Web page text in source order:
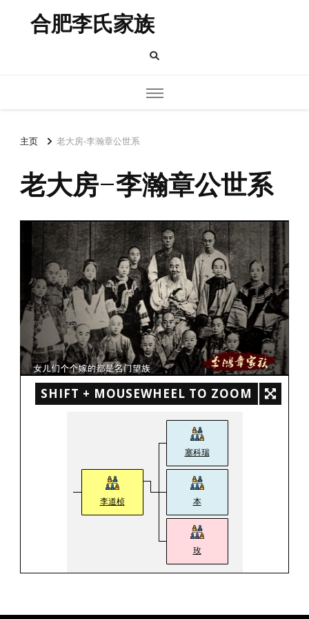
合肥李氏家族
主页 老大房-李瀚章公世系
老大房-李瀚章公世系
SHIFT + MOUSEWHEEL TO ZOOM
李道桢
塞科瑞
本
玫